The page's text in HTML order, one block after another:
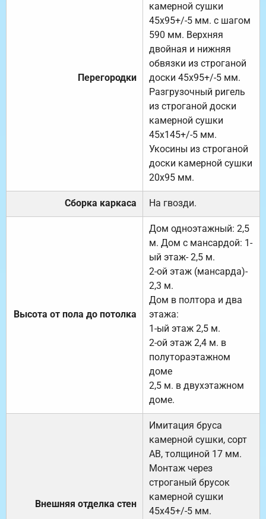
Перегородки
камерной сушки
45х95+/-5 мм. с шагом
590 мм. Верхняя
двойная и нижняя
обвязки из строганой
доски 45х95+/-5 мм.
Разгрузочный ригель
из строганой доски
камерной сушки
45х145+/-5 мм.
Укосины из строганой
доски камерной сушки
20х95 мм.
Сборка каркаса На гвозди.
Высота от пола до потолка
Дом одноэтажный: 2,5
м. Дом с мансардой: 1-
ый этаж- 2,5 м.
2-ой этаж (мансарда)-
2,3 м.
Дом в полтора и два
этажа:
1-ый этаж 2,5 м.
2-ой этаж 2,4 м. в
полутораэтажном
доме
2,5 м. в двухэтажном
доме.
Внешняя отделка стен
Имитация бруса
камерной сушки, сорт
АВ, толщиной 17 мм.
Монтаж через
строганый брусок
камерной сушки
45х45+/-5 мм.